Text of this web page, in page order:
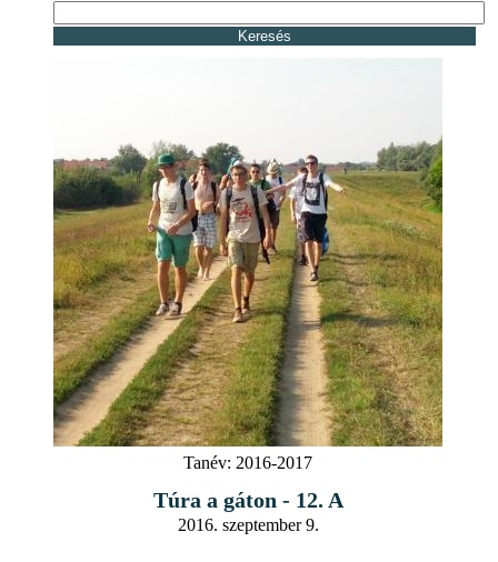
Tanév: 2016-2017
Túra a gáton - 12. A
2016. szeptember 9.